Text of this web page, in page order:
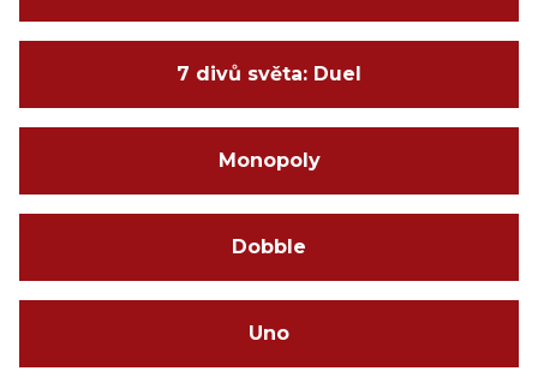
7 divů světa: Duel
Monopoly
Dobble
Uno